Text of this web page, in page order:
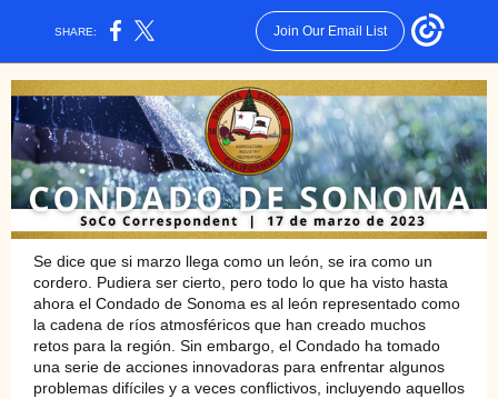
SHARE: Join Our Email List
Se dice que si marzo llega como un león, se ira como un
cordero. Pudiera ser cierto, pero todo lo que ha visto hasta
ahora el Condado de Sonoma es al león representado como
la cadena de ríos atmosféricos que han creado muchos
retos para la región. Sin embargo, el Condado ha tomado
una serie de acciones innovadoras para enfrentar algunos
problemas difíciles y a veces conflictivos, incluyendo aquellos